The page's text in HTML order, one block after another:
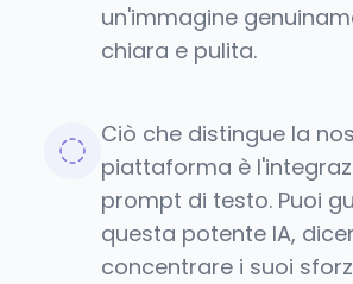
un'immagine
chiara e pulita.
Ciò che distingue la
piattaforma è
prompt di testo. Puoi
questa potente IA,
concentrare i suoi